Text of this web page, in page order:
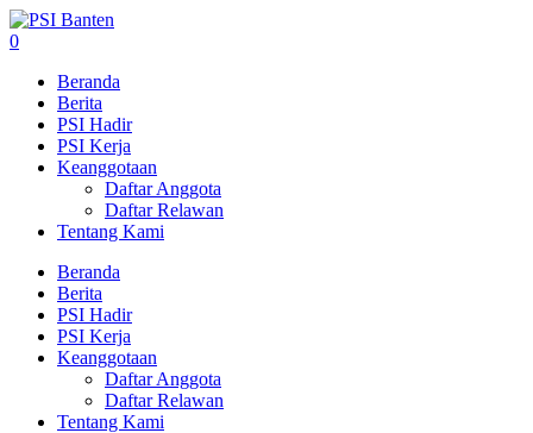
0
Beranda
Berita
PSI Hadir
PSI Kerja
Keanggotaan
Daftar Anggota
Daftar Relawan
Tentang Kami
Beranda
Berita
PSI Hadir
PSI Kerja
Keanggotaan
Daftar Anggota
Daftar Relawan
Tentang Kami